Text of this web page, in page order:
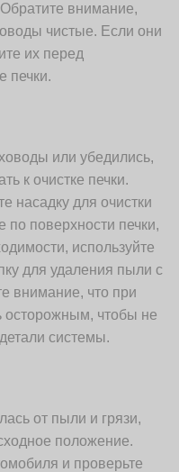
Обратите внимание,
чистые. Если они
их перед
печки.
или убедились,
к очистке печки.
насадку для очистки
по поверхности печки,
используйте
для удаления пыли с
внимание, что при
осторожным, чтобы не
системы.
от пыли и грязи,
положение.
и проверьте